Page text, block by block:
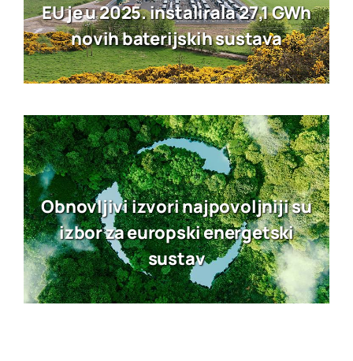
EU je u 2025. instalirala 27,1 GWh
novih baterijskih sustava
Obnovljivi izvori najpovoljniji su
izbor za europski energetski
sustav